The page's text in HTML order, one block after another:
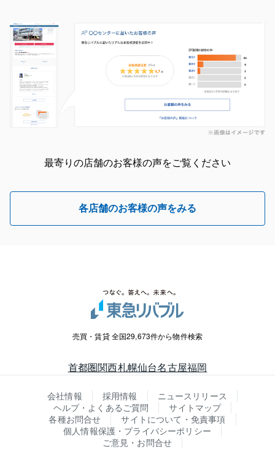
最寄りの店舗のお客様の声をご覧ください
各店舗のお客様の声をみる
売買・賃貸 全国29,673件から物件検索
首都圏関西札幌仙台名古屋福岡
会社情報 採用情報
ニュースリリース
ヘルプ・よくあるご質問
サイトマップ
各種お問合せ
サイトについて・免責事項
個人情報保護・プライバシーポリシー
ご意見・お問合せ